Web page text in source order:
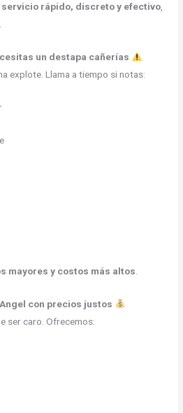
servicio rápido, discreto y efectivo
un destapa cañerías
explote. Llama a tiempo si notas:
mayores y costos más altos
con precios justos
ser caro. Ofrecemos: